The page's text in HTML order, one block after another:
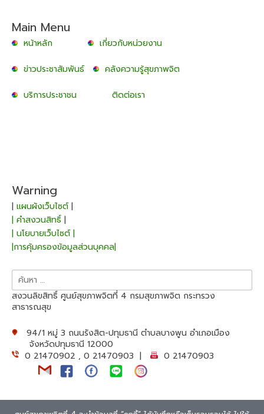
Main Menu
หน้าหลัก เกี่ยวกับหน่วยงาน
ข่าวประชาสัมพันธ์ คลังความรู้สุขภาพจิต
บริการประชาชน ติดต่อเรา
Warning
| แผนผังเว็บไซต์|
| คำสงวนสิทธิ์ |
| นโยบายเว็บไซต์ |
|การคุ้มครองข้อมูลส่วนบุคคล|
ค้นหา
สำหรับ:
สงวนลิขสิทธิ์ ศูนย์สุขภาพจิตที่ 4 กรมสุขภาพจิต กระทรวง
สาธารณสุข
94/1 หมู่ 3 ถนนรังสิต-ปทุมธานี ตำบลบางพูน อำเภอเมือง
จังหวัดปทุมธานี 12000
0 21470902 , 0 21470903 |
0 21470903